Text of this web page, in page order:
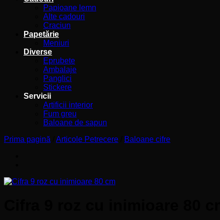
Papioane lemn
Alte cadouri
Craciun
Papetărie
Meniuri
Diverse
Eprubete
Ambalaje
Panglici
Stickere
Servicii
Artificii interior
Fum greu
Baloane de sapun
Prima pagină
Articole Petrecere Baloane cifre